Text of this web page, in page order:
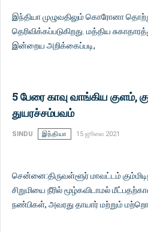
இந்தியா முழுவதிலும் கொரோனா
தெரிவிக்கப்படுகிறது. மத்திய
இன்றைய அறிக்கைப்படி,
5 பேரை காவு வாங்கிய குளம்,
துயரச்சம்பவம்
SINDU இந்தியா 15 ஜூலை 2021
சென்னை:திருவள்ளூர் மாவட்டம்
சிறுமியை நீரில் மூழ்கவிடாமல்
நண்பிகள், அவரது தாயார் மற்றும்